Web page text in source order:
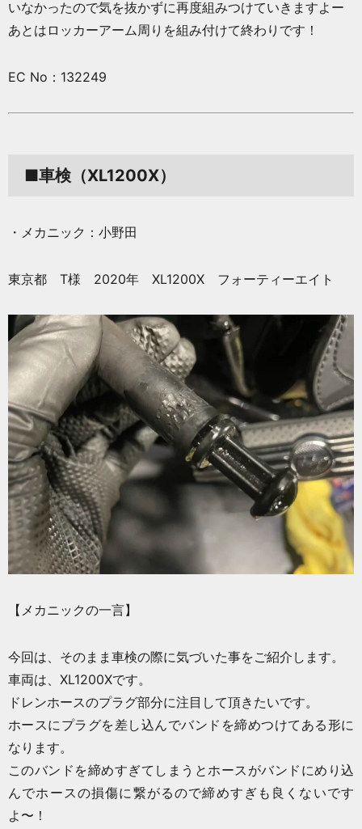
いなかったので気を抜かずに再度組みつけていきますよー
あとはロッカーアーム周りを組み付けて終わりです！
EC No：132249
■車検（XL1200X）
・メカニック：小野田
東京都 T様 2020年 XL1200X フォーティーエイト
【メカニックの一言】
今回は、そのまま車検の際に気づいた事をご紹介します。
車両は、XL1200Xです。
ドレンホースのプラグ部分に注目して頂きたいです。
ホースにプラグを差し込んでバンドを締めつけてある形に
なります。
このバンドを締めすぎてしまうとホースがバンドにめり込
んでホースの損傷に繋がるので締めすぎも良くないです
よ〜！